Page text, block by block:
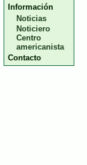
Información
Noticias
Noticiero
Centro
americanista
Contacto